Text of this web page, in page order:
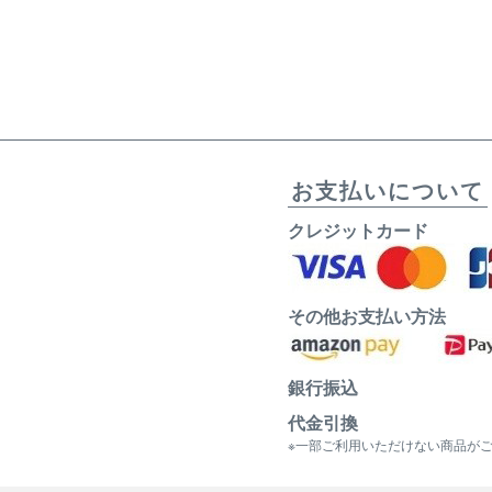
お支払いについて
クレジットカード
その他お支払い方法
銀行振込
代金引換
※一部ご利用いただけない商品が